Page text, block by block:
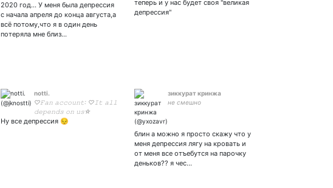
проблемы,здесь вряд-ли
будут читатели,но я буду
делиться своим нытьём
2020 год... У меня была депрессия
с начала апреля до конца августа,а
всё потому,что я в один день
потеряла мне близ…
теперь и у нас будет своя "великая
депрессия"
notti.
♡𝙵𝚊𝚗 𝚊𝚌𝚌𝚘𝚞𝚗𝚝: ♡𝙸𝚝 𝚊𝚕𝚕
𝚍𝚎𝚙𝚎𝚗𝚍𝚜 𝚘𝚗 𝚞𝚜☆
Ну все депрессия 😔
зиккурат кринжа
не смешно
блин а можно я просто скажу что у
меня депрессия лягу на кровать и
от меня все отъебутся на парочку
деньков?? я чес…